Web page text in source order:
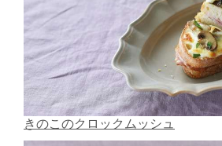
きのこのクロックムッシュ